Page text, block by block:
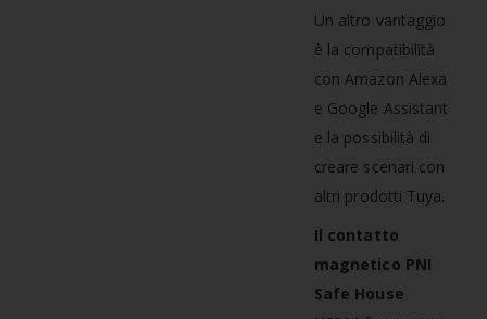
Un altro vantaggio
è la compatibilità
con Amazon Alexa
e Google Assistant
e la possibilità di
creare scenari con
altri prodotti Tuya.
Il contatto
magnetico PNI
Safe House